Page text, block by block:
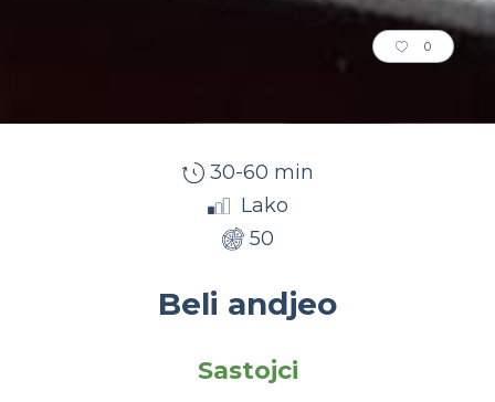
0
30-60 min
Lako
50
Beli andjeo
Sastojci